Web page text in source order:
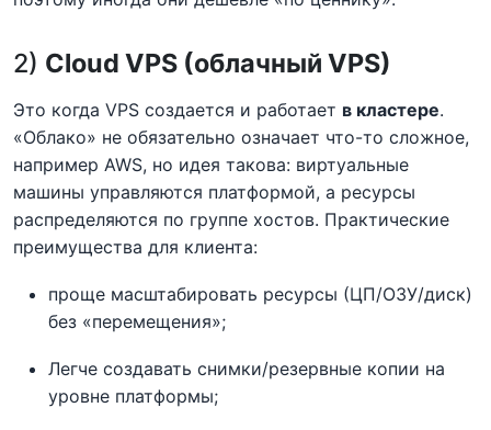
2) Cloud VPS (облачный VPS)
Это когда VPS создается и работает в кластере.
«Облако» не обязательно означает что-то сложное,
например AWS, но идея такова: виртуальные
машины управляются платформой, а ресурсы
распределяются по группе хостов. Практические
преимущества для клиента:
проще масштабировать ресурсы (ЦП/ОЗУ/диск)
без «перемещения»;
Легче создавать снимки/резервные копии на
уровне платформы;